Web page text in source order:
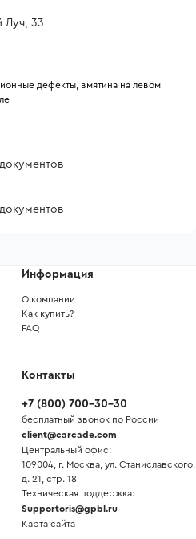
Луч, 33
дефекты, вмятина на левом
Информация
О компании
Как купить?
FAQ
Контакты
+7 (800) 700-30-30
бесплатный звонок по России
client@carcade.com
Центральный офис:
109004, г. Москва, ул. Станиславского,
д. 21, стр. 18
Техническая поддержка:
Supportoris@gpbl.ru
Карта сайта